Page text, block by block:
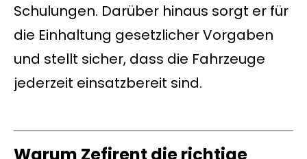
Schulungen. Darüber hinaus sorgt er für
die Einhaltung gesetzlicher Vorgaben
und stellt sicher, dass die Fahrzeuge
jederzeit einsatzbereit sind.
Warum Zefirent die richtige